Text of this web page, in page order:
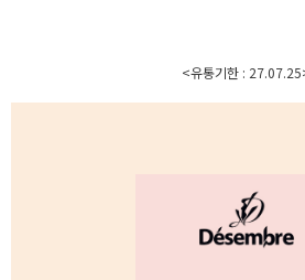
<유통기한 :